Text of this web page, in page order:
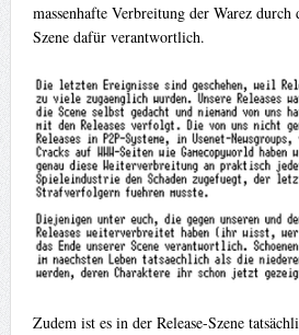
massenhafte Verbreitung der Warez
Szene dafür verantwortlich.
Zudem ist es in der Release-Szene